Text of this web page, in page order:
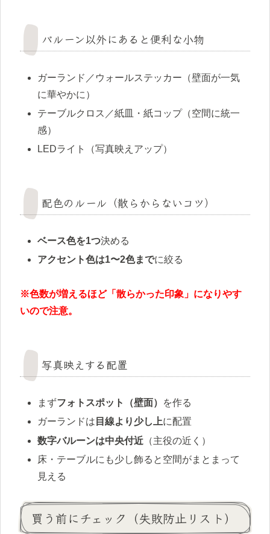
バルーン以外にあると便利な小物
ガーランド／ウォールステッカー（壁面が一気
に華やかに）
テーブルクロス／紙皿・紙コップ（空間に統一
感）
LEDライト（写真映えアップ）
配色のルール（散らからないコツ）
ベース色を1つ決める
アクセント色は1〜2色までに絞る
※色数が増えるほど「散らかった印象」になりやす
いので注意。
写真映えする配置
まずフォトスポット（壁面）
を作る
ガーランドは 目線より少し上に配置
数字バルーンは中央付近 （主役の近く）
床・テーブルにも少し飾ると空間がまとまって
見える
買う前にチェック（失敗防止リスト）